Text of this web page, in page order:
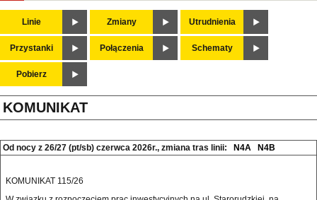
Linie Zmiany Utrudnienia
Przystanki Połączenia Schematy
Pobierz
KOMUNIKAT
Od nocy z 26/27 (pt/sb) czerwca 2026r., zmiana tras linii: N4A N4B
KOMUNIKAT 115/26